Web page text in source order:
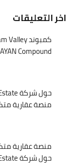
اخر التعليقات
كمبوند Dream Valley - بوابة مصر العقارية
Compound
حول شركة Gate Masr Real Estate - بوابة مصر العقارية
منصة عقارية
منصة عقارية
حول شركة Gate Masr Real Estate